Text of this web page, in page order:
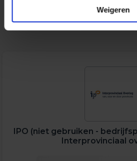
Weigeren
IPO (niet gebruiken -
Interprovinciaal